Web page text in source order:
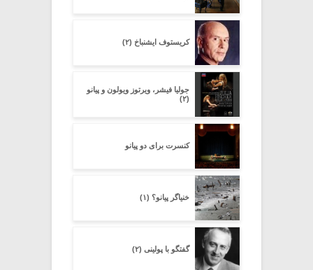
کریستوف ایشنباخ (۲)
جولیا فیشر، ویرتوز ویولون و پیانو
(۲)
کنسرت برای دو پیانو
خنیاگر پیانو؟ (۱)
گفتگو با پولینی (۲)